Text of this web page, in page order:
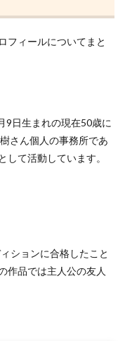
フィールについてまと
9日生まれの現在50歳に
さん個人の事務所であ
て活動しています。
ションに合格したこと
作品では主人公の友人